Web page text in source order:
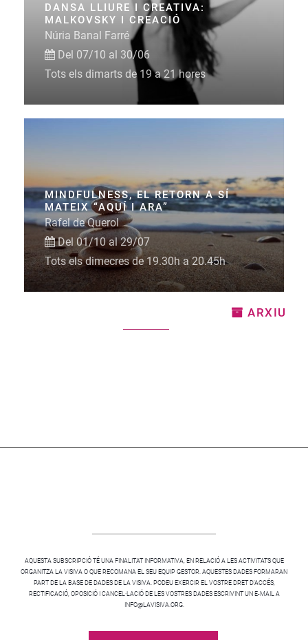
DANSA LLIURE I CREATIVA:
MALKOVSKY I CREACIÓ
Núria Banal Farré
Del 07/10 al 30/06
Tots els dimarts de 19 a 21 hores
MINDFULNESS, EL RETORN A SÍ
MATEIX “AQUÍ I ARA”
Rafel de Querol
Del 01/10 al 29/07
Tots els dimecres de 19.30h a 20.45h
ARXIU
AQUESTA SUBSCRIPCIÓ TÉ UNA FINALITAT INFORMATIVA, EN RELACIÓ A LES ACTIVITATS QUE
ORGANITZA LA VISIVA O QUE RECOMANA EL SEU EQUIP GESTOR. AQUESTES DADES FORMARAN
PART DE LA BASE DE DADES DE LA VISIVA. PODEU EXERCIR EL VOSTRE DRET D’ACCÉS,
RECTIFICACIÓ, OPOSICIÓ I CANCEL·LACIÓ DE LES VOSTRES DADES ESCRIVINT UN E-MAIL A
INFO@LAVISIVA.ORG.